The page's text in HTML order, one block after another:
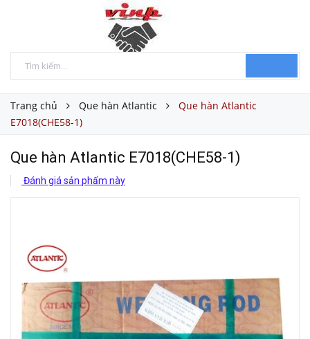
Trang chủ Que hàn Atlantic
Que hàn Atlantic
E7018(CHE58-1)
Que hàn Atlantic E7018(CHE58-1)
Đánh giá sản phẩm này